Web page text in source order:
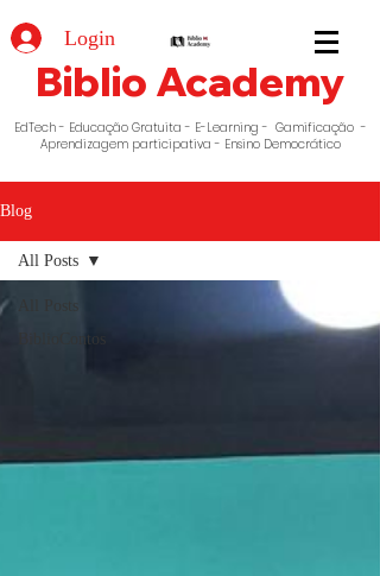
Biblio Academy
Login
EdTech - Educação Gratuita - E-Learning - Gamificação -
Aprendizagem participativa - Ensino Democrático
Blog
All Posts
BiblioContos
All Posts